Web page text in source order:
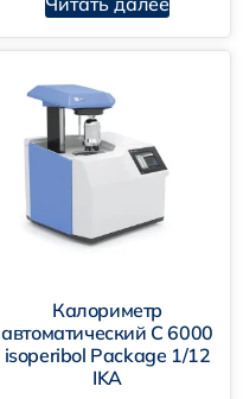
Калориметр
автоматический C 6000
isoperibol Package 1/12
IKA